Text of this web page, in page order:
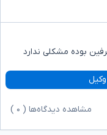
بوده مشکلی ندارد
مشاهده دیدگاه‌ها ( ۰